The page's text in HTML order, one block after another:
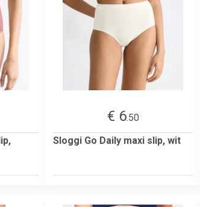
€ 6.50
Sloggi Go Daily maxi slip, wit